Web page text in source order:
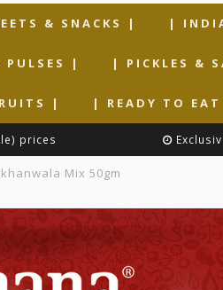
& SNACKS | |
| | PICKLES &
| | READY TO
prices
Mix 50gm